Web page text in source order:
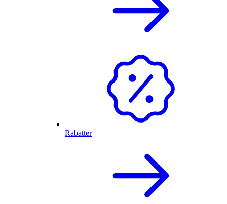
Rabatter